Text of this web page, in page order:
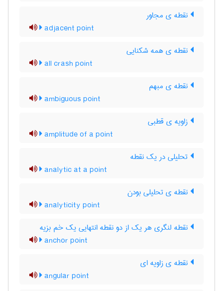
نقطه ی مجاور
adjacent point
نقطه ی همه شکنایی
all crash point
نقطه ی مبهم
ambiguous point
زاویه ی قطبی
amplitude of a point
تحلیلی در یک نقطه
analytic at a point
نقطه ی تحلیلی بودن
analyticity point
نقطه لنگری هر یک از دو نقطه انتهایی یک خم بزیه
anchor point
نقطه ی زاویه ای
angular point